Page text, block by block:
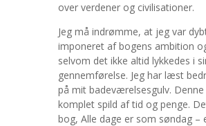
over verdener og civilisationer.
Jeg må indrømme, at jeg var
imponeret af bogens ambition
selvom det ikke altid lykkedes i
gennemførelse. Jeg har læst
på mit badeværelsesgulv. Denne
komplet spild af tid og penge.
bog, Alle dage er som søndag –